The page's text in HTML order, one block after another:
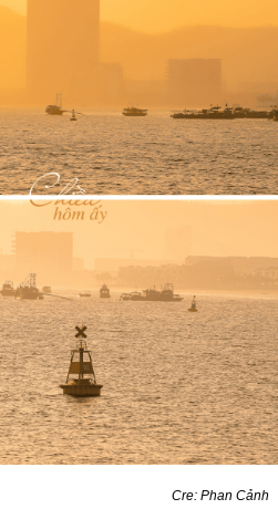
Cre: Phan Cảnh